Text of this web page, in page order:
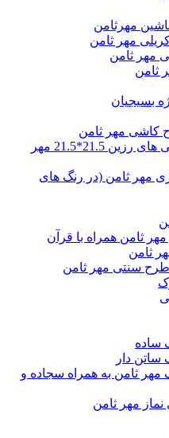
مهرثامن
مهر ثامن
مهر ثامن
ثامن
بسیجیان
تابلوی طرح کاشی های رزین 21.5*21.5 مهر
مهر ثامن (در رنگ های
مهر ثامن همراه با قرآن
ثامن
طرح سنتی مهر ثامن
ساده
دار
ثامن به همراه سجاده و
مهر ثامن